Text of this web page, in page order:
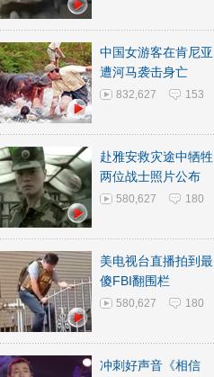
中国女游客在肯尼亚
遭河马袭击身亡
832,627 153
赴雅安救灾途中牺牲
两位战士照片公布
580,627 180
美电视台直播拍到最
傻FBI翻围栏
580,627 180
冲刺好声音《相信